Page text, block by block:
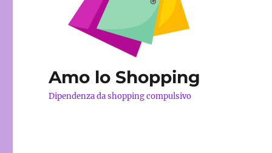
Amo lo Shopping
Dipendenza da shopping compulsivo